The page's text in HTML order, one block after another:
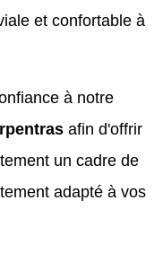
et confortable à
à notre
afin d'offrir
un cadre de
adapté à vos